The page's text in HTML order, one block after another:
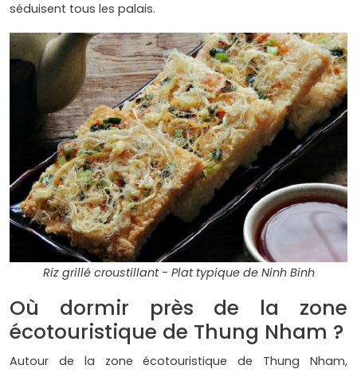
séduisent tous les palais.
Riz grillé croustillant - Plat typique de Ninh Binh
Où dormir près de la zone
écotouristique de Thung Nham ?
Autour de la zone écotouristique de Thung Nham,